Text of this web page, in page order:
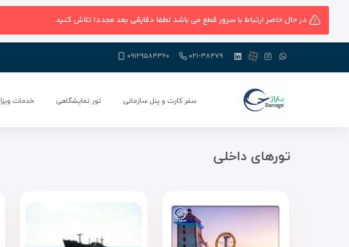
در حال حاضر ارتباط با سرور قطع می باشد لطفا دقایقی بعد مجددا تلاش کنید.
۰۲۱-۳۸۴۷۹ ۰۹۱۲۹۵۸۴۳۶۰
سفر کارت و پنل سازمانی تور نمایشگاهی خدمات ویزا
تورهای داخلی